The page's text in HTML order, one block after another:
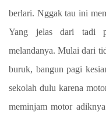
berlari. Nggak tau ini
Yang jelas dari tadi
melandanya. Mulai dari
buruk, bangun pagi
sekolah dulu karena
meminjam motor